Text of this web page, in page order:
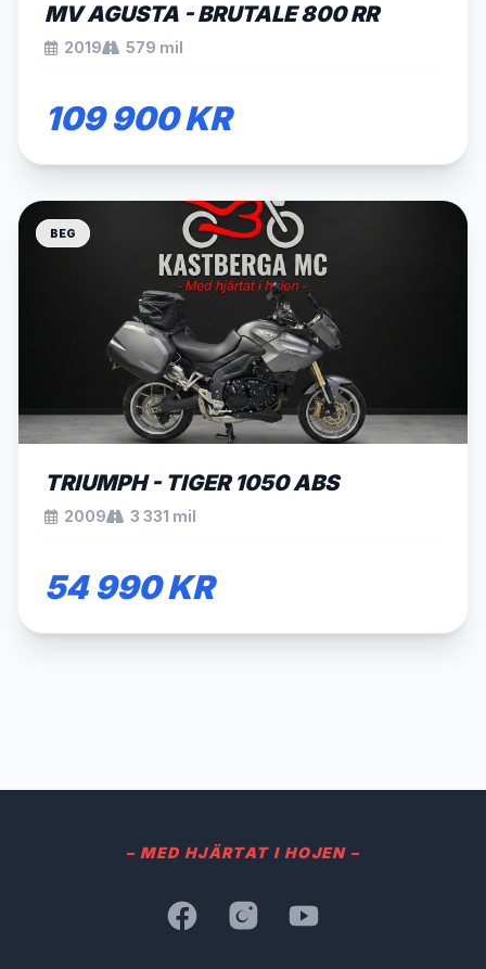
MV AGUSTA - BRUTALE 800 RR
2019 579 mil
109 900 KR
BEG
TRIUMPH - TIGER 1050 ABS
2009 3 331 mil
54 990 KR
– MED HJÄRTAT I HOJEN –
FacebookInstagramYouTube